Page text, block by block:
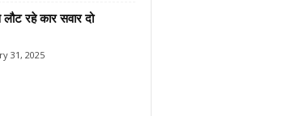
रहे कार सवार दो
31, 2025